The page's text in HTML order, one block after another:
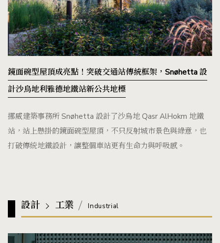
鏡面碗型屋頂成亮點！突破交通站傳統框架，Snøhetta 設
計沙烏地利雅德地鐵站新公共地標
挪威建築事務所 Snøhetta 設計了沙烏地 Qasr AlHokm 地鐵
站，站上懸掛的鏡面碗型屋頂，不只反射城市景色與綠意，也
打破傳統地鐵設計，讓整個車站更有生命力與呼吸感。
設計 工業 Industrial